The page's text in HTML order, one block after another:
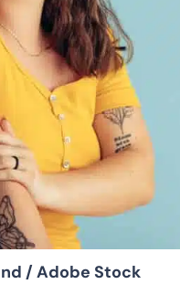
/ Adobe Stock